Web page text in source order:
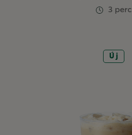
3 perc
Új